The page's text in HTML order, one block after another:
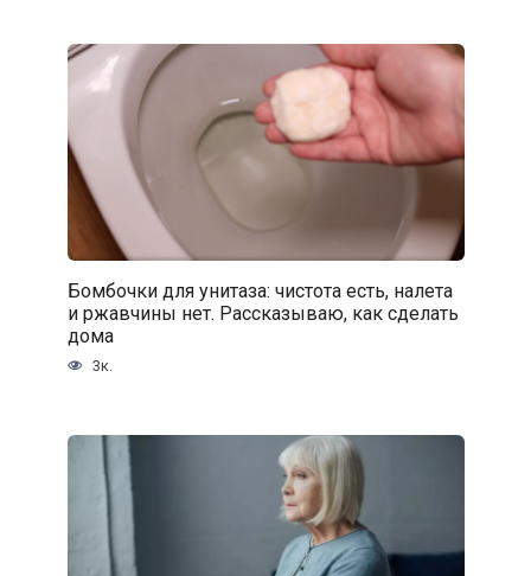
Бомбочки для унитаза: чистота есть, налета
и ржавчины нет. Рассказываю, как сделать
дома
3к.